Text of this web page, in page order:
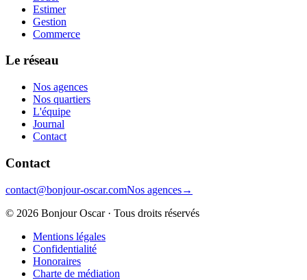
Estimer
Gestion
Commerce
Le réseau
Nos agences
Nos quartiers
L'équipe
Journal
Contact
Contact
contact@bonjour-oscar.comNos agences→
© 2026 Bonjour Oscar · Tous droits réservés
Mentions légales
Confidentialité
Honoraires
Charte de médiation